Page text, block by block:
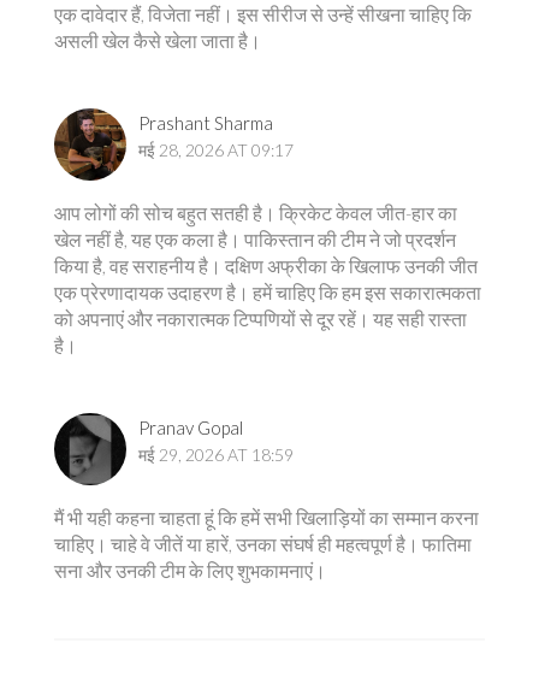
एक दावेदार हैं, विजेता नहीं। इस सीरीज से उन्हें सीखना चाहिए कि
असली खेल कैसे खेला जाता है।
Prashant Sharma
मई 28, 2026 AT 09:17
आप लोगों की सोच बहुत सतही है। क्रिकेट केवल जीत-हार का
खेल नहीं है, यह एक कला है। पाकिस्तान की टीम ने जो प्रदर्शन
किया है, वह सराहनीय है। दक्षिण अफ्रीका के खिलाफ उनकी जीत
एक प्रेरणादायक उदाहरण है। हमें चाहिए कि हम इस सकारात्मकता
को अपनाएं और नकारात्मक टिप्पणियों से दूर रहें। यह सही रास्ता
है।
Pranav Gopal
मई 29, 2026 AT 18:59
मैं भी यही कहना चाहता हूं कि हमें सभी खिलाड़ियों का सम्मान करना
चाहिए। चाहे वे जीतें या हारें, उनका संघर्ष ही महत्वपूर्ण है। फातिमा
सना और उनकी टीम के लिए शुभकामनाएं।